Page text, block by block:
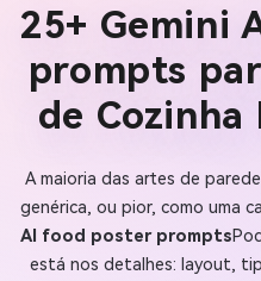
25+ Gemini
prompts
de Cozinha
A maioria das artes de
genérica, ou pior, como uma
AI food poster prompts
está nos detalhes: layout,